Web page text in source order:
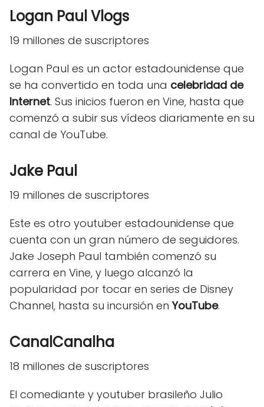
Logan Paul Vlogs
19 millones de suscriptores
Logan Paul es un actor estadounidense que
se ha convertido en toda una celebridad de
Internet. Sus inicios fueron en Vine, hasta que
comenzó a subir sus vídeos diariamente en su
canal de YouTube.
Jake Paul
19 millones de suscriptores
Este es otro youtuber estadounidense que
cuenta con un gran número de seguidores.
Jake Joseph Paul también comenzó su
carrera en Vine, y luego alcanzó la
popularidad por tocar en series de Disney
Channel, hasta su incursión enYouTube.
CanalCanalha
18 millones de suscriptores
El comediante y youtuber brasileño Julio